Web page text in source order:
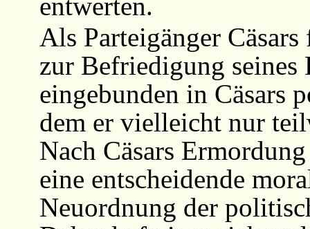
Als Parteigänger
zur Befriedigung seines
eingebunden in Cäsars
dem er vielleicht nur
Nach Cäsars
eine entscheidende
Neuordnung der